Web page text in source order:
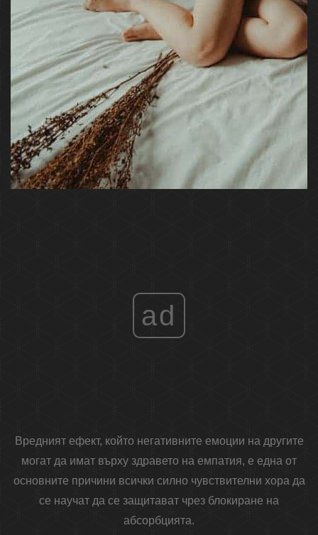
ad
Вредният ефект, който негативните емоции на другите
могат да имат върху здравето на емпатия, е една от
основните причини всички силно чувствителни хора да
се научат да се защитават чрез блокиране на
абсорбцията.